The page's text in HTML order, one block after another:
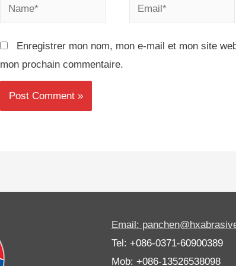
Enregistrer mon nom, mon e-mail et mon site
mon prochain commentaire.
Email:
Tel: +086-0371-60900389
Mob: +086-13526538098